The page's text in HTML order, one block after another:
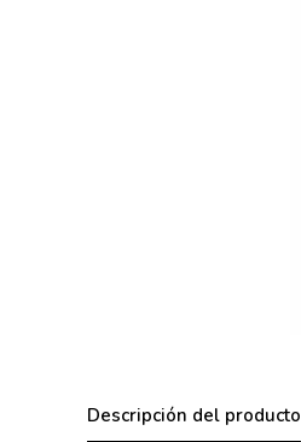
Descripción del producto